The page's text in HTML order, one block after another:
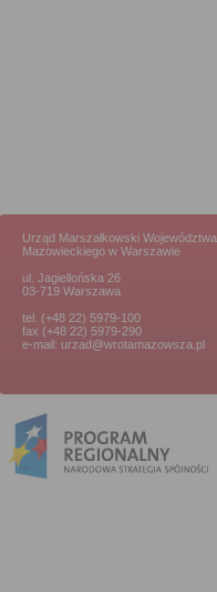
Urząd Marszałkowski Województwa
Mazowieckiego w Warszawie
ul. Jagiellońska 26
03-719 Warszawa
tel. (+48 22) 5979-100
fax (+48 22) 5979-290
e-mail: urzad@wrotamazowsza.pl